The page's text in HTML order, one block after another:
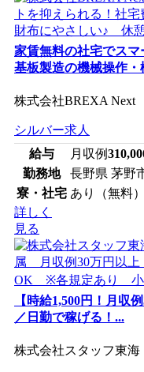
家賃無料の社宅でス
基板製造の機械操作・
株式会社BREXA Next
シルバー求人
給与
月収例
勤務地
長野県 茅野
寮・社宅 あり（無料）
詳しく
見る
【時給1,500円！月収
／日勤で稼げる！...
株式会社スタッフ東